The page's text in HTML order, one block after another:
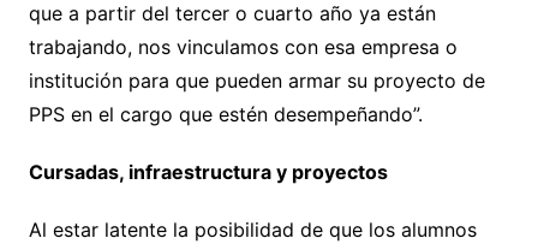
que a partir del tercer o cuarto año ya están
trabajando, nos vinculamos con esa empresa o
institución para que pueden armar su proyecto de
PPS en el cargo que estén desempeñando”.
Cursadas, infraestructura y proyectos
Al estar latente la posibilidad de que los alumnos